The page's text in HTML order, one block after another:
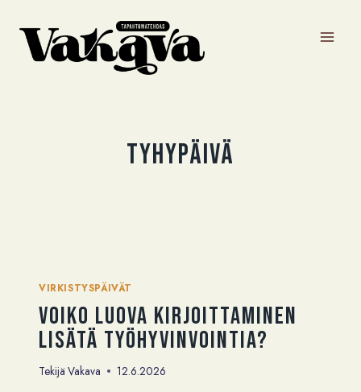
sisältöön
Tyhypäivä
VIRKISTYSPÄIVÄT
Voiko luova kirjoittaminen
lisätä työhyvinvointia?
Tekijä Vakava 12.6.2026